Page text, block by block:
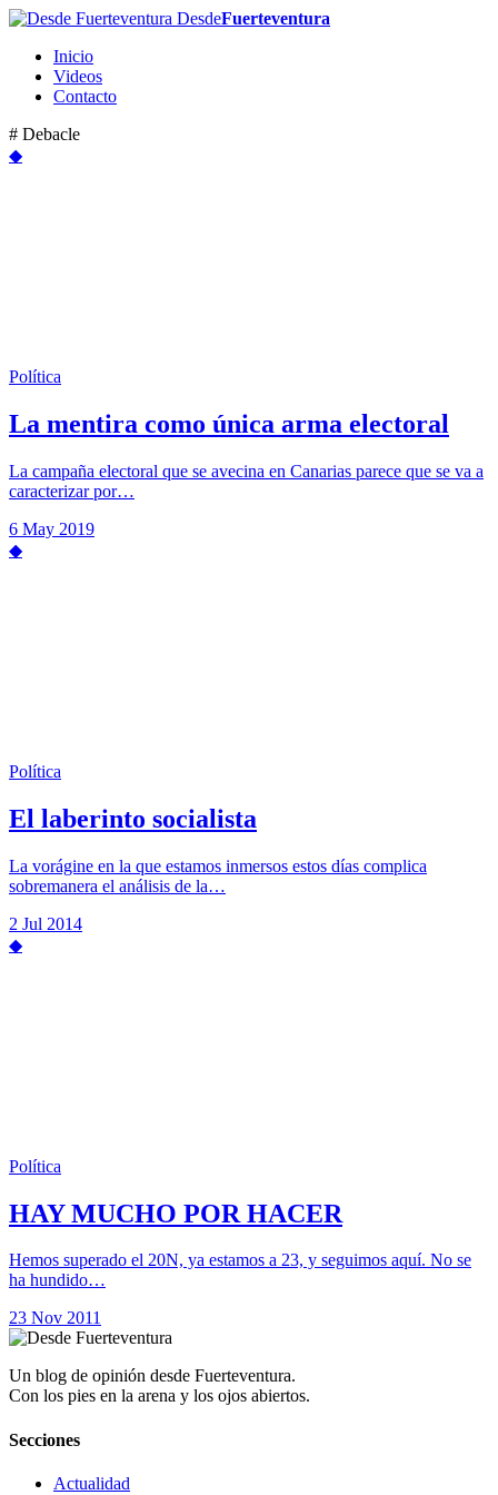
DesdeFuerteventura
Inicio
Videos
Contacto
# Debacle
◆
Política
La mentira como única arma electoral
La campaña electoral que se avecina en Canarias parece que se va a
caracterizar por…
6 May 2019
◆
Política
El laberinto socialista
La vorágine en la que estamos inmersos estos días complica
sobremanera el análisis de la…
2 Jul 2014
◆
Política
HAY MUCHO POR HACER
Hemos superado el 20N, ya estamos a 23, y seguimos aquí. No se
ha hundido…
23 Nov 2011
Un blog de opinión desde Fuerteventura.
Con los pies en la arena y los ojos abiertos.
Secciones
Actualidad